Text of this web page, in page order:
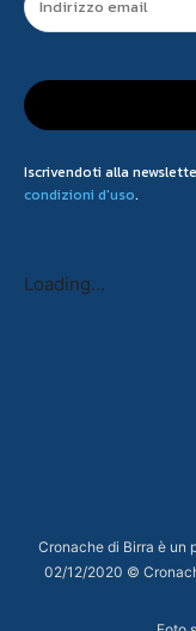
Iscrivendoti alla
condizioni d'uso.
Loading...
Cronache di Birra è un
02/12/2020 ©